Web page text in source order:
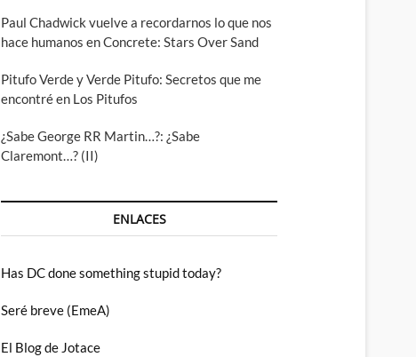
Paul Chadwick vuelve a recordarnos lo que nos
hace humanos en Concrete: Stars Over Sand
Pitufo Verde y Verde Pitufo: Secretos que me
encontré en Los Pitufos
¿Sabe George RR Martin…?: ¿Sabe
Claremont…? (II)
ENLACES
Has DC done something stupid today?
Seré breve (EmeA)
El Blog de Jotace